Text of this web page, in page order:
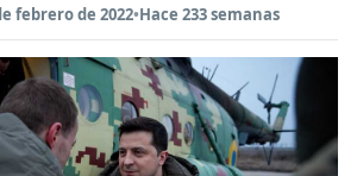
febrero de 2022•Hace 233 semanas